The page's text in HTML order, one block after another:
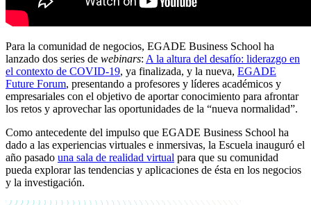
Para la comunidad de negocios, EGADE Business School ha
lanzado dos series de webinars: A la altura del desafío: liderazgo en
el contexto de COVID-19, ya finalizada, y la nueva, EGADE
Future Forum, presentando a profesores y líderes académicos y
empresariales con el objetivo de aportar conocimiento para afrontar
los retos y aprovechar las oportunidades de la “nueva normalidad”.
Como antecedente del impulso que EGADE Business School ha
dado a las experiencias virtuales e inmersivas, la Escuela inauguró el
año pasado una sala de realidad virtual para que su comunidad
pueda explorar las tendencias y aplicaciones de ésta en los negocios
y la investigación.